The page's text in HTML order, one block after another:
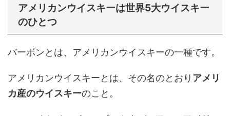
アメリカンウイスキーは世界5大ウイスキー
のひとつ
バーボンとは、アメリカンウイスキーの一種です。
アメリカンウイスキーとは、その名のとおり アメリ
カ産のウイスキーのこと。